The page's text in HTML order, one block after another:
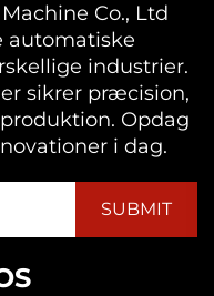
Co., Ltd
automatiske
industrier.
sikrer præcision,
Opdag
i dag.